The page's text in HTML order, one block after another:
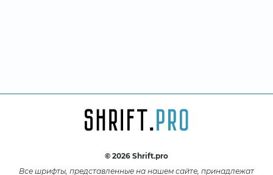
© 2026 Shrift.pro
Все шрифты, представленные на нашем сайте, принадлежат